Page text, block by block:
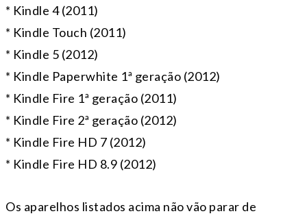
* Kindle 4 (2011)
* Kindle Touch (2011)
* Kindle 5 (2012)
* Kindle Paperwhite 1ª geração (2012)
* Kindle Fire 1ª geração (2011)
* Kindle Fire 2ª geração (2012)
* Kindle Fire HD 7 (2012)
* Kindle Fire HD 8.9 (2012)
Os aparelhos listados acima não vão parar de